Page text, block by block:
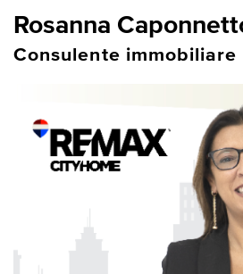
Rosanna
Consulente immobiliare